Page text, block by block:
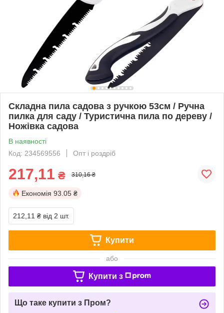
Складна пила садова з ручкою 53см / Ручна
пилка для саду / Туристична пила по дереву /
Ножівка садова
В наявності
Код: 234569556
Опт і роздріб
217,11 ₴ 310,16 ₴
Економія 93.05 ₴
212,11 ₴ від 2 шт.
Купити
або
Купити з
Що таке купити з Пром?